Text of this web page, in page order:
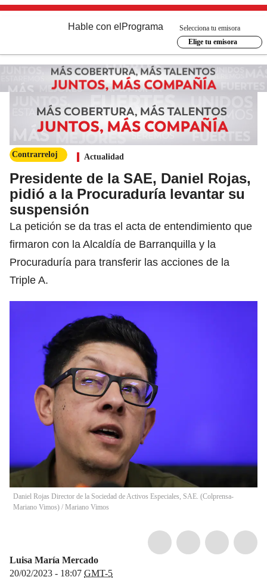
Hable con el Programa
Selecciona tu emisora
Elige tu emisora
Contrarreloj Actualidad
Presidente de la SAE, Daniel Rojas,
pidió a la Procuraduría levantar su
suspensión
La petición se da tras el acta de entendimiento que
firmaron con la Alcaldía de Barranquilla y la
Procuraduría para transferir las acciones de la
Triple A.
Daniel Rojas Director de la Sociedad de Activos Especiales, SAE. (Colprensa-
Mariano Vimos) / Mariano Vimos
Luisa María Mercado
20/02/2023 - 18:07 GMT-5